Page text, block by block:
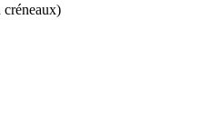
créneaux)